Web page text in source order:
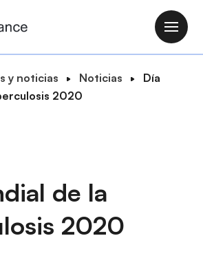
M
a
i
y noticias Noticias
Día
2020
de la
2020